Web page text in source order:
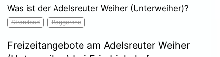
Was ist der Adelsreuter Weiher (Unterweiher)?
Strandbad Baggersee
Freizeitangebote am Adelsreuter Weiher